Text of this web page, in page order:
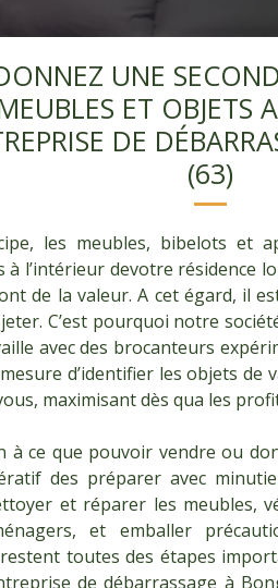
UNE
ET OBJETS
DE
(63)
les meubles, bibelots et
à l’intérieur devotre résidence
de la valeur. A cet égard, il
C’est pourquoi notre
avec des brocanteurs
d’identifier les objets de
maximisant dès qua les
à ce que pouvoir vendre ou
des préparer avec
et réparer les meubles,
et emballer
toutes des étapes
de débarrassage à